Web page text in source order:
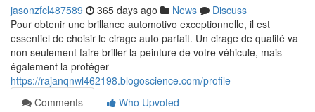
jasonzfcl487589 365 days ago News
Discuss
Pour obtenir une brillance automotivo exceptionnelle, il est
essentiel de choisir le cirage auto parfait. Un cirage de qualité va
non seulement faire briller la peinture de votre véhicule, mais
également la protéger
https://rajanqnwl462198.blogoscience.com/profile
Comments
Who Upvoted